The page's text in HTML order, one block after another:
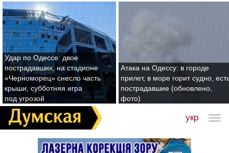
Удар по Одессе: двое
пострадавших, на стадионе
«Черноморец» снесло часть
крыши, субботняя игра
под угрозой
Атака на Одессу: в городе
прилет, в море горит судно,
пострадавшие (обновлено,
фото)
укр